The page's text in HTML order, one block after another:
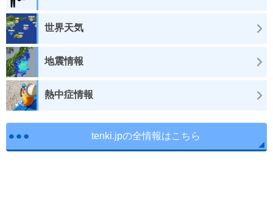
世界天気
地震情報
熱中症情報
tenki.jpの全情報はこちら